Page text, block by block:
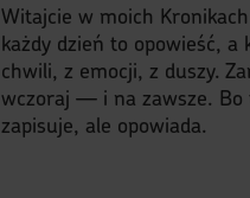
Witajcie w moich
każdy dzień to opowieść,
chwili, z emocji, z duszy.
wczoraj — i na zawsze. Bo
zapisuje, ale opowiada.